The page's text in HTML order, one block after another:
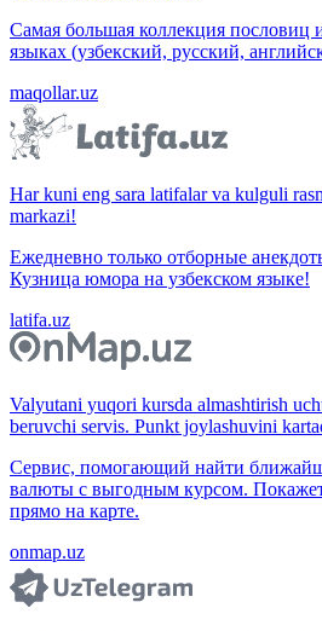
Самая большая коллекция пословиц
языках (узбекский, русский,
maqollar.uz
Har kuni eng sara latifalar va kulguli
markazi!
Ежедневно только отборные
Кузница юмора на узбекском языке!
latifa.uz
Valyutani yuqori kursda almashtirish
beruvchi servis. Punkt joylashuvini
Сервис, помогающий найти
валюты с выгодным курсом.
прямо на карте.
onmap.uz